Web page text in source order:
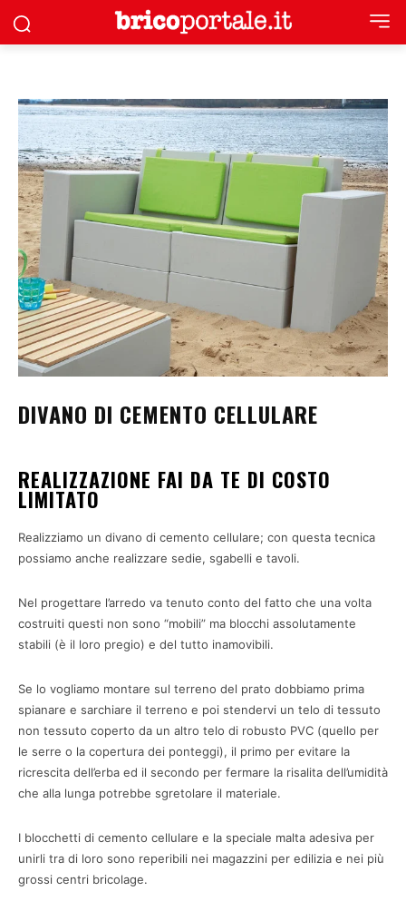
DIVANO DI CEMENTO CELLULARE
REALIZZAZIONE FAI DA TE DI COSTO
LIMITATO
Realizziamo un divano di cemento cellulare; con questa tecnica
possiamo anche realizzare sedie, sgabelli e tavoli.
Nel progettare l’arredo va tenuto conto del fatto che una volta
costruiti questi non sono “mobili” ma blocchi assolutamente
stabili (è il loro pregio) e del tutto inamovibili.
Se lo vogliamo montare sul terreno del prato dobbiamo prima
spianare e sarchiare il terreno e poi stendervi un telo di tessuto
non tessuto coperto da un altro telo di robusto PVC (quello per
le serre o la copertura dei ponteggi), il primo per evitare la
ricrescita dell’erba ed il secondo per fermare la risalita dell’umidità
che alla lunga potrebbe sgretolare il materiale.
I blocchetti di cemento cellulare e la speciale malta adesiva per
unirli tra di loro sono reperibili nei magazzini per edilizia e nei più
grossi centri bricolage.